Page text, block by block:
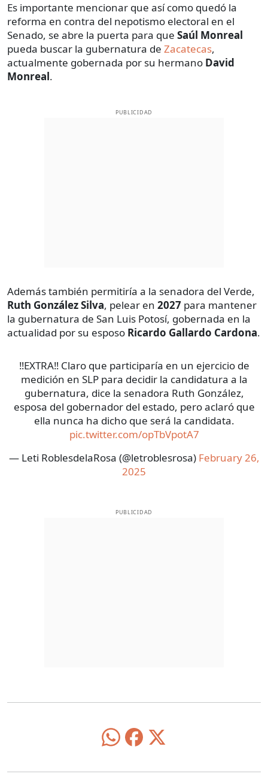
Es importante mencionar que así como quedó la
reforma en contra del nepotismo electoral en el
Senado, se abre la puerta para que Saúl Monreal
pueda buscar la gubernatura de Zacatecas,
actualmente gobernada por su hermano David
Monreal.
PUBLICIDAD
Además también permitiría a la senadora del Verde,
Ruth González Silva, pelear en 2027 para mantener
la gubernatura de San Luis Potosí, gobernada en la
actualidad por su esposo Ricardo Gallardo Cardona.
‼️EXTRA‼️ Claro que participaría en un ejercicio de
medición en SLP para decidir la candidatura a la
gubernatura, dice la senadora Ruth González,
esposa del gobernador del estado, pero aclaró que
ella nunca ha dicho que será la candidata.
pic.twitter.com/opTbVpotA7
— Leti RoblesdelaRosa (@letroblesrosa) February 26,
2025
PUBLICIDAD